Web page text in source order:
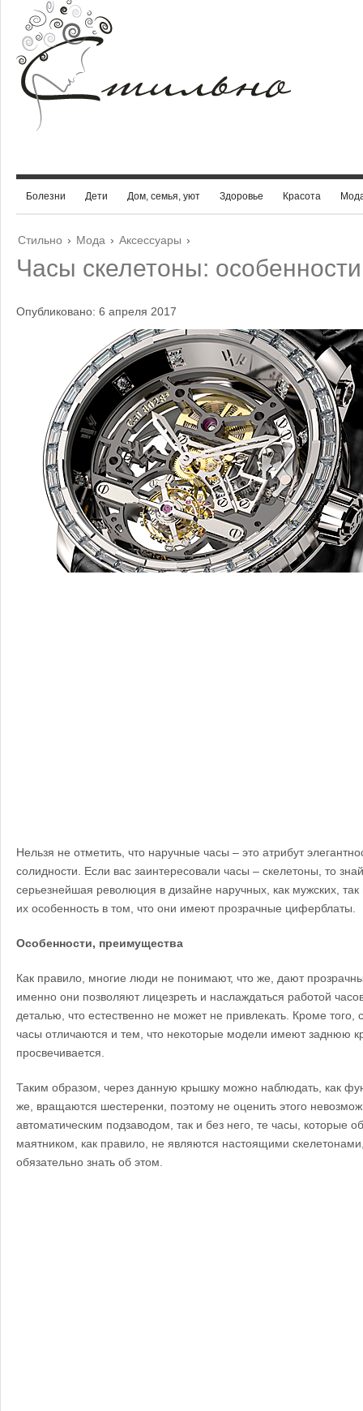
Болезни Дети Дом, семья, уют Здоровье Красота
Стильно › Мода › Аксессуары ›
Часы скелетоны: особенности
Опубликовано: 6 апреля 2017
Нельзя не отметить, что наручные часы – это атрибут
солидности. Если вас заинтересовали часы – скелетоны, то
серьезнейшая революция в дизайне наручных, как мужских,
их особенность в том, что они имеют прозрачные циферблаты.
Особенности, преимущества
Как правило, многие люди не понимают, что же, дают
именно они позволяют лицезреть и наслаждаться работой
деталью, что естественно не может не привлекать. Кроме того,
часы отличаются и тем, что некоторые модели имеют заднюю
просвечивается.
Таким образом, через данную крышку можно наблюдать, как
же, вращаются шестеренки, поэтому не оценить этого
автоматическим подзаводом, так и без него, те часы, которые
маятником, как правило, не являются настоящими
обязательно знать об этом.